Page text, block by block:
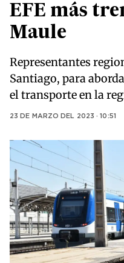
EFE más
Maule
Representantes
Santiago, para
el transporte en la
23 DE MARZO DEL 2023 · 10:51